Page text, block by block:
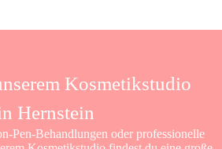
Kosmetikstudio
Hernstein
Pen-Behandlungen oder professionelle